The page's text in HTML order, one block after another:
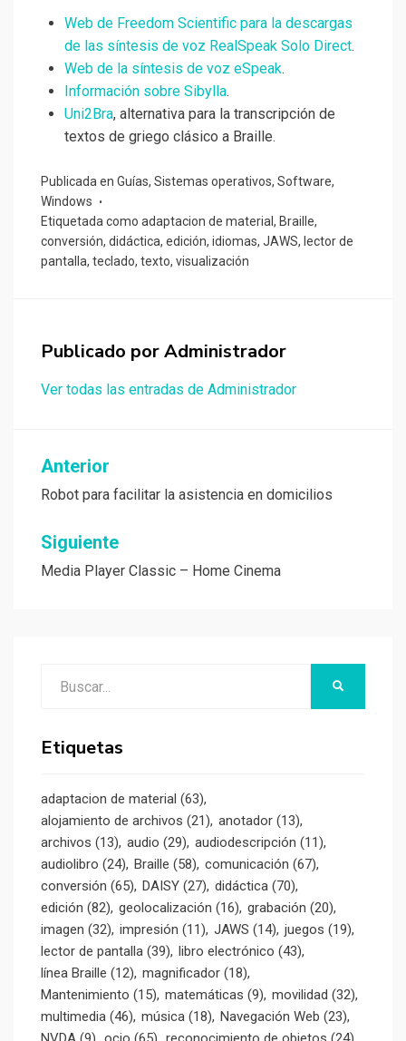
Web de Freedom Scientific para la descargas
de las síntesis de voz RealSpeak Solo Direct.
Web de la síntesis de voz eSpeak.
Información sobre Sibylla.
Uni2Bra, alternativa para la transcripción de
textos de griego clásico a Braille.
Publicada en Guías, Sistemas operativos, Software,
Windows
Etiquetada como adaptacion de material, Braille,
conversión, didáctica, edición, idiomas, JAWS, lector de
pantalla, teclado, texto, visualización
Publicado porAdministrador
Ver todas las entradas de Administrador
Navegación
de
entradas
Anterior
Robot para facilitar la asistencia en domicilios
Siguiente
Media Player Classic – Home Cinema
Etiquetas
adaptacion de material (63)
alojamiento de archivos (21) anotador (13)
archivos (13) audio (29) audiodescripción (11)
audiolibro (24) Braille (58) comunicación (67)
conversión (65) DAISY (27) didáctica (70)
edición (82) geolocalización (16) grabación (20)
imagen (32) impresión (11) JAWS (14) juegos (19)
lector de pantalla (39) libro electrónico (43)
línea Braille (12) magnificador (18)
Mantenimiento (15) matemáticas (9) movilidad (32)
multimedia (46) música (18) Navegación Web (23)